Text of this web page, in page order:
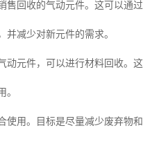
回收的气动元件。这可以通
减少对新元件的需求。
元件，可以进行材料回收。
。
用。目标是尽量减少废弃物